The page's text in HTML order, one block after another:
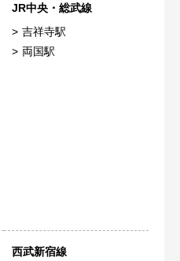
JR中央・総武線
吉祥寺駅
両国駅
西武新宿線